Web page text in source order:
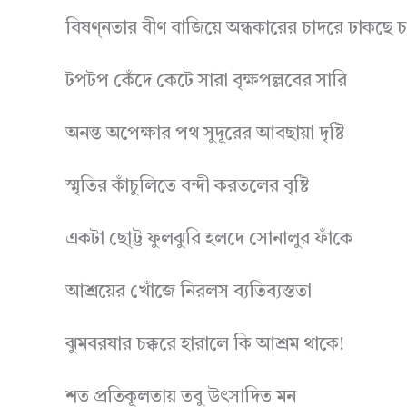
বিষণ্নতার বীণ বাজিয়ে অন্ধকারের চাদরে ঢাকছে
টপটপ কেঁদে কেটে সারা ‍বৃক্ষপল্লবের সারি
অনন্ত অপেক্ষার পথ সুদূরের আবছায়া দৃষ্টি
স্মৃতির কাঁচুলিতে বন্দী করতলের বৃষ্টি
একটা ছো্ট্ট ফুলঝুরি হলদে সোনালুর ফাঁকে
আশ্রয়ের খোঁজে নিরলস ব্যতিব্যস্ততা
ঝুমবরষার চক্করে হারালে কি আশ্রম থাকে!
শত প্রতিকূলতায় তবু উৎসাদিত মন